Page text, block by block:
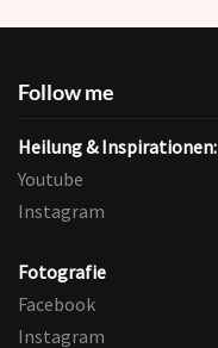
Follow me
Heilung & Inspirationen:
Youtube
Instagram
Fotografie
Facebook
Instagram